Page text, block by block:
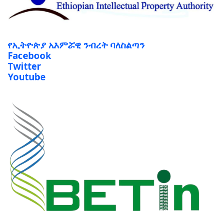
Facebook
Twitter
Youtube